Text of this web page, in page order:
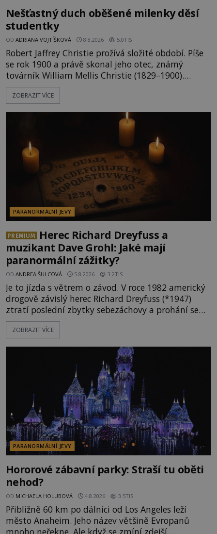
Nešťastný duch oběšené milenky děsí
studentky
OD ADRIANA VOJTÍŠKOVÁ 8.8.2026 5.0TIS
Robert Jaffrey Christie prožívá složité období. Píše
se rok 1900 a právě skonal jeho otec, známý
továrník William Mellis Christie (1829–1900).
Smutná událost je ale doprovázena ohromným
dědictvím... Robertu připadne rodinné sídlo v
ta, na niž přijde Robert, by jen tak někoho
ZOBRAZIT VÍCE
PARANORMÁLNÍ JEVY
PREMIUM
Herec Richard Dreyfuss a
muzikant Dave Grohl: Jaké mají
paranormální zážitky?
OD ANDREA ŠULCOVÁ 5.8.2026 3.2TIS
Je to jízda s větrem o závod. V roce 1982 americký
drogově závislý herec Richard Dreyfuss (*1947)
ztratí poslední zbytky sebezáchovy a prohání se
po silnicích ve svém mercedesu jako utržený ze
řetězu. Vše vyvrcholí katastrofou, když to Dreyfuss
následně nalezne schovaný kokain. Tímto
momentem se slavnému
ZOBRAZIT VÍCE
PARANORMÁLNÍ JEVY
Hororové zábavní parky: Straší tu oběti
nehod?
OD MICHAELA HOLUBOVÁ 4.8.2026 3.5TIS
Přibližně 60 km po dálnici od Los Angeles leží
město Anaheim. Jeho název většině Evropanů
mnoho neřekne. Ale když se zmíní zdejší